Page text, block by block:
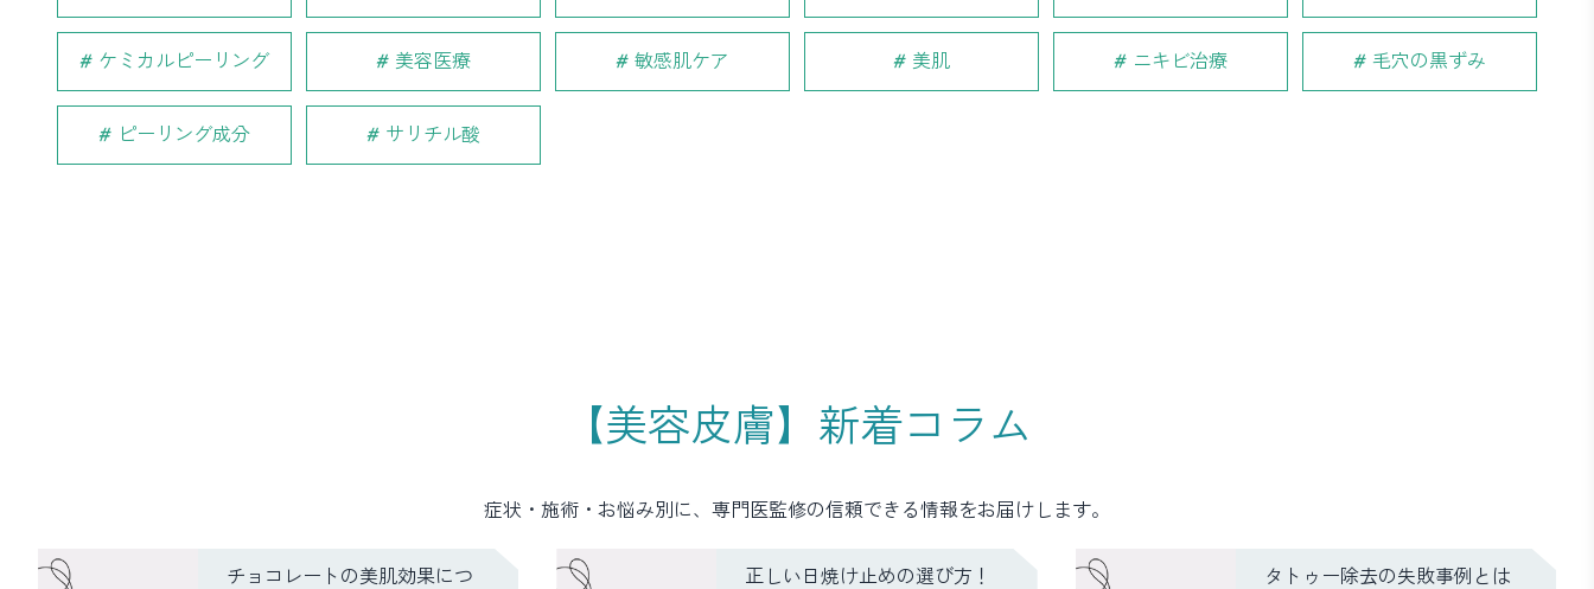
ケミカルピーリング 美容医療 敏感肌ケア 美肌 ニキビ治療 毛穴の黒ずみ
ピーリング成分 サリチル酸
【美容皮膚】新着コラム
症状・施術・お悩み別に、専門医監修の信頼できる情報をお届けします。
チョコレートの美肌効果につ
正しい日焼け止めの選び方！
タトゥー除去の失敗事例とは